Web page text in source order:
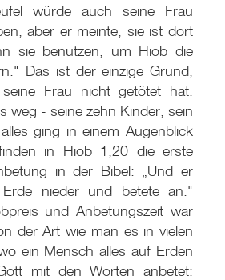
würde auch seine Frau
aber er meinte, sie ist dort
sie benutzen, um Hiob die
Das ist der einzige Grund,
Frau nicht getötet hat.
weg - seine zehn Kinder, sein
ging in einem Augenblick
in Hiob 1,20 die erste
in der Bibel: „Und er
nieder und betete an."
und Anbetungszeit war
der Art wie man es in vielen
ein Mensch alles auf Erden
mit den Worten anbetet: